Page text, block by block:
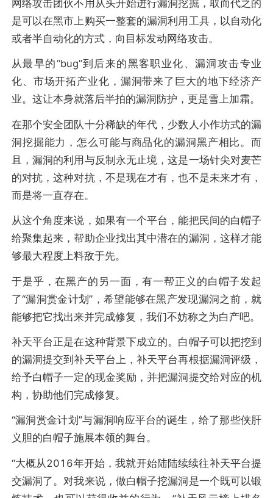
网络攻击团伙不用从头开始进行漏洞挖掘，取而代之的
是可以在黑市上购买一整套的漏洞利用工具，以自动化
或者半自动化的方式，向目标发动网络攻击。
从最早的“bug”到后来的黑客职业化、漏洞攻击专业
化、市场开拓产业化，漏洞带来了巨大的地下经济产
业。这让本身就落后半拍的漏洞防护，更是雪上加霜。
在那个安全团队十分稀缺的年代，少数人小作坊式的漏
洞挖掘能力，怎么可能与商品化的漏洞黑产相比。而
且，漏洞的利用与反制永无止境，这是一场针尖对麦芒
的对抗，这种对抗，不是现在才有，也不是未来才有，
而是将一直存在。
从这个角度来说，如果有一个平台，能把民间的白帽子
给聚集起来，帮助企业找出其中潜在的漏洞，这样才能
够最大程度上料敌于先。
于是乎，在黑产的另一面，有一帮正义的白帽子发起
了“漏洞赏金计划”，希望能够在黑产发现漏洞之前，就
能够把它找出来并完成修复，我们不妨称之为白产吧。
补天平台正是在这种背景下成立的。白帽子可以把挖到
的漏洞提交到补天平台上，补天平台再根据漏洞评级，
给予白帽子一定的现金奖励，并把漏洞提交给对应的机
构，协助他们完成修复。
“漏洞赏金计划”与漏洞响应平台的诞生，给了那些侠肝
义胆的白帽子施展本领的舞台。
“大概从2016年开始，我就开始陆陆续续往补天平台提
交漏洞了。对我来说，做白帽子挖漏洞是一个既可以锻